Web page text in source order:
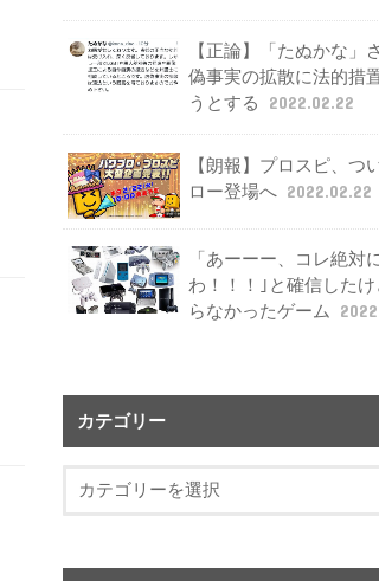
【正論】「たぬかな」
偽事実の拡散に法的措
うとする
2022.02.22
【朗報】プロスピ、つ
ロー登場へ 2022.02.22
「あーーー、コレ絶対
わ！！！｣と確信した
らなかったゲーム
カテゴリー